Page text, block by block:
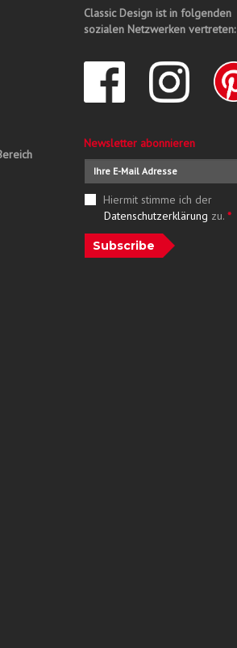
Classic Design ist in folgenden
sozialen Netzwerken vertreten:
Newsletter abonnieren
Hiermit stimme ich der
Datenschutzerklärung zu. *
Subscribe